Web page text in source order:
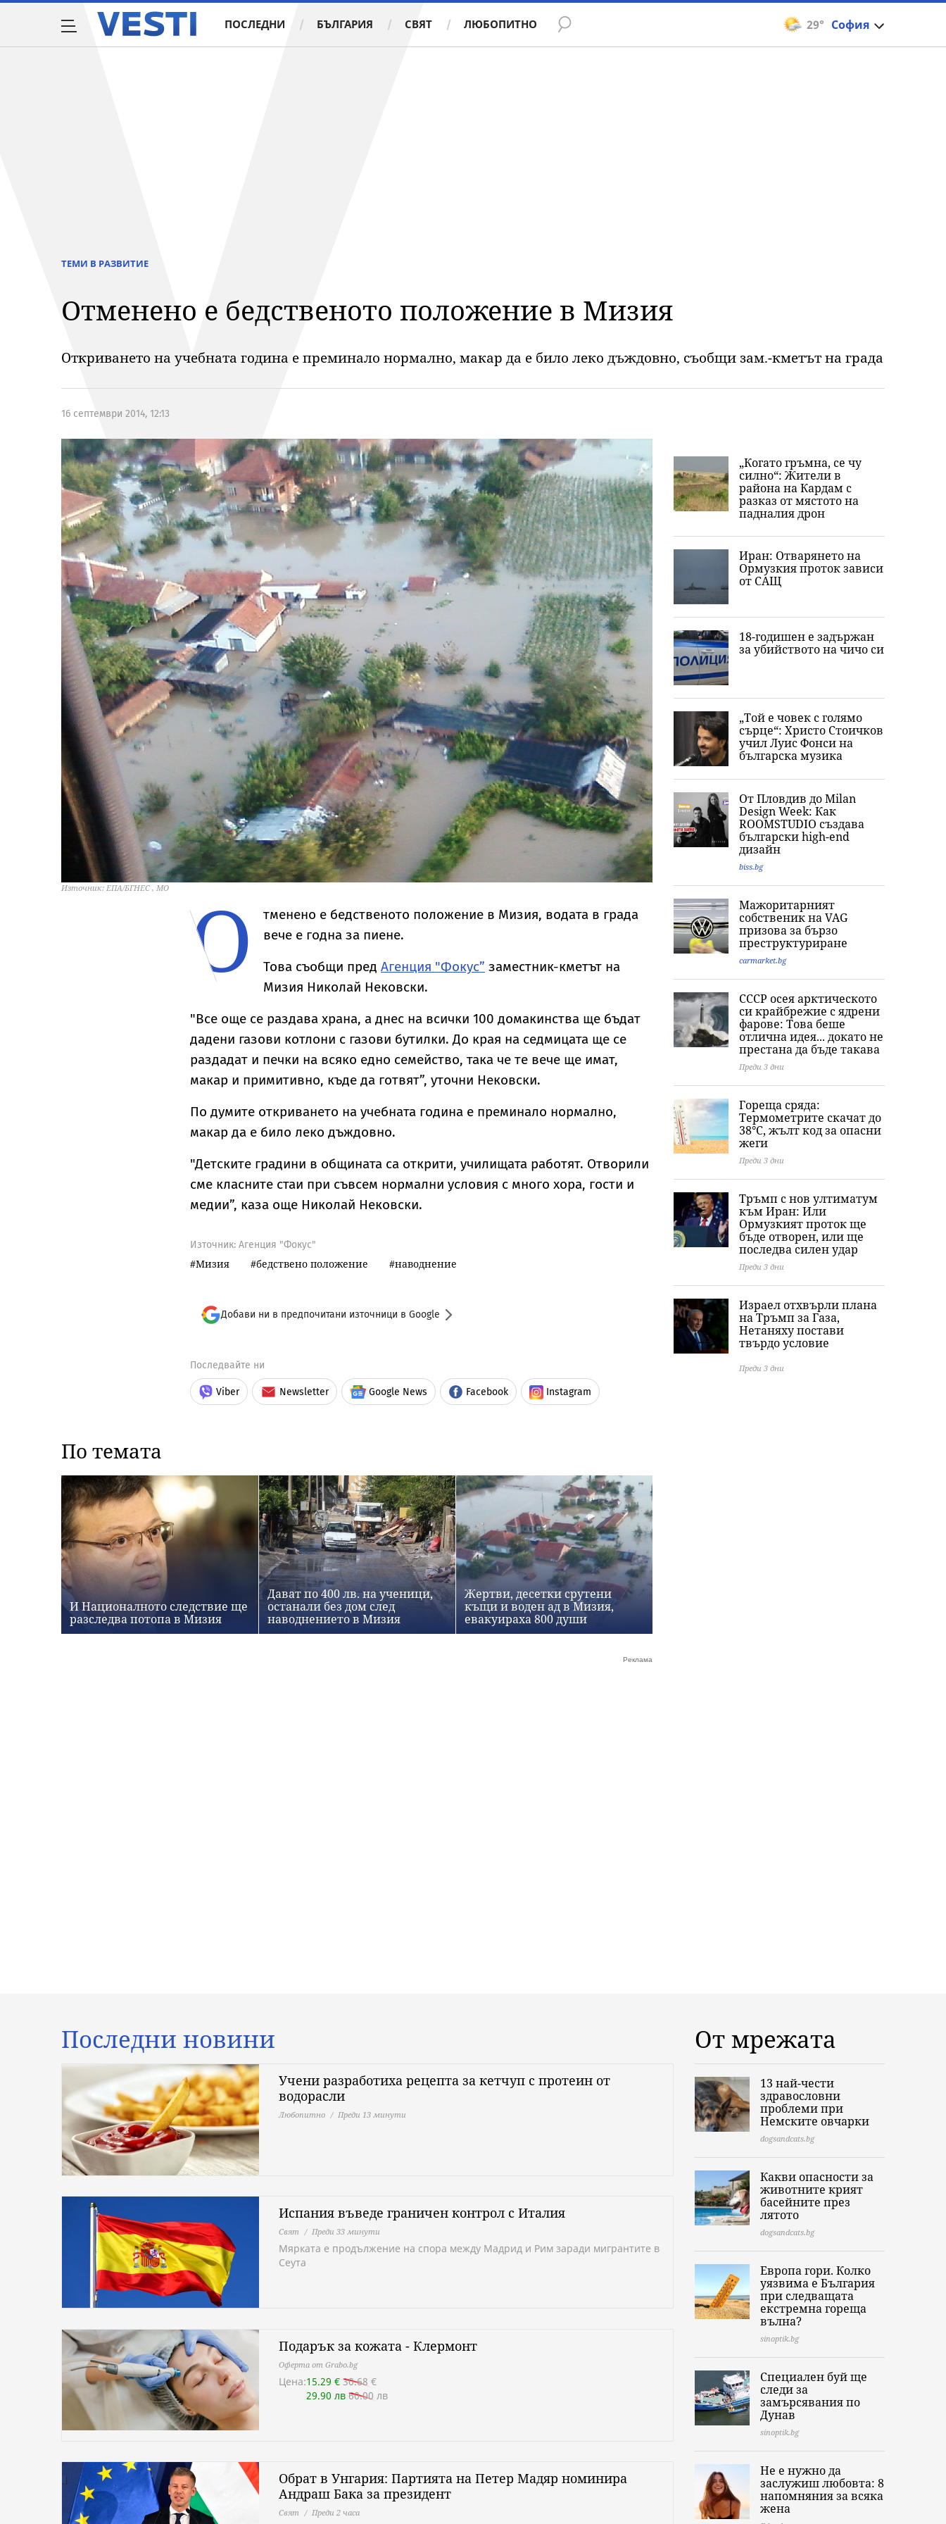
29° София
ПОСЛЕДНИ БЪЛГАРИЯ СВЯТ ЛЮБОПИТНО
ТЕМИ В РАЗВИТИЕ
Отменено е бедственото положение в Мизия
Откриването на учебната година е преминало нормално, макар да е било леко дъждовно, съобщи зам.-кметът на града
16 септември 2014, 12:13
Източник: ЕПА/БГНЕС , МО О
тменено е бедственото положение в Мизия, водата в града
вече е годна за пиене.
Това съобщи пред Агенция "Фокус” заместник-кметът на
Мизия Николай Нековски.
"Все още се раздава храна, а днес на всички 100 домакинства ще бъдат
дадени газови котлони с газови бутилки. До края на седмицата ще се
раздадат и печки на всяко едно семейство, така че те вече ще имат,
макар и примитивно, къде да готвят”, уточни Нековски.
По думите откриването на учебната година е преминало нормално,
макар да е било леко дъждовно.
"Детските градини в общината са открити, училищата работят. Отворили
сме класните стаи при съвсем нормални условия с много хора, гости и
медии”, каза още Николай Нековски.
Източник: Агенция "Фокус"
Мизия бедствено положение наводнение
Добави ни в предпочитани източници в Google
Последвайте ни
Viber Newsletter Google News Facebook Instagram
По темата
И Националното следствие ще
разследва потопа в Мизия
Дават по 400 лв. на ученици,
останали без дом след
наводнението в Мизия
Жертви, десетки срутени
къщи и воден ад в Мизия,
евакуираха 800 души
„Когато гръмна, се чу
силно“: Жители в
района на Кардам с
разказ от мястото на
падналия дрон
Иран: Отварянето на
Ормузкия проток зависи
от САЩ
18-годишен е задържан
за убийството на чичо си
„Той е човек с голямо
сърце“: Христо Стоичков
учил Луис Фонси на
българска музика
От Пловдив до Milan
Design Week: Как
ROOMSTUDIO създава
български high-end
дизайн
biss.bg
Мажоритарният
собственик на VAG
призова за бързо
преструктуриране
carmarket.bg
СССР осея арктическото
си крайбрежие с ядрени
фарове: Това беше
отлична идея... докато не
престана да бъде такава
Преди 3 дни
Гореща сряда:
Термометрите скачат до
38°C, жълт код за опасни
жеги
Преди 3 дни
Тръмп с нов ултиматум
към Иран: Или
Ормузкият проток ще
бъде отворен, или ще
последва силен удар
Преди 3 дни
Израел отхвърли плана
на Тръмп за Газа,
Нетаняху постави
твърдо условие
Преди 3 дни
Последни новини
Учени разработиха рецепта за кетчуп с протеин от
водорасли
Любопитно Преди 13 минути
Испания въведе граничен контрол с Италия
Свят Преди 33 минути
Мярката е продължение на спора между Мадрид и Рим заради мигрантите в
Сеута
Подарък за кожата - Клермонт
Оферта от Grabo.bg
Цена:15.29 € 30.68 €
29.90 лв 60.00 лв
Обрат в Унгария: Партията на Петер Мадяр номинира
Андраш Бака за президент
Свят Преди 2 часа
От мрежата
13 най-чести
здравословни
проблеми при
Немските овчарки
dogsandcats.bg
Какви опасности за
животните крият
басейните през
лятото
dogsandcats.bg
Европа гори. Колко
уязвима е България
при следващата
екстремна гореща
вълна?
sinoptik.bg
Специален буй ще
следи за
замърсявания по
Дунав
sinoptik.bg
Не е нужно да
заслужиш любовта: 8
напомняния за всяка
жена